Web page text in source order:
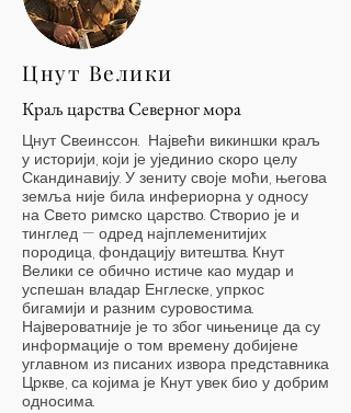
Цнут Велики
Краљ царства Северног мора
Цнут Свеинссон. Највећи викиншки краљ
у историји, који је ујединио скоро целу
Скандинавију. У зениту своје моћи, његова
земља није била инфериорна у односу
на Свето римско царство. Створио је и
тинглед — одред најплеменитијих
породица, фондацију витештва. Кнут
Велики се обично истиче као мудар и
успешан владар Енглеске, упркос
бигамији и разним суровостима.
Највероватније је то због чињенице да су
информације о том времену добијене
углавном из писаних извора представника
Цркве, са којима је Кнут увек био у добрим
односима.